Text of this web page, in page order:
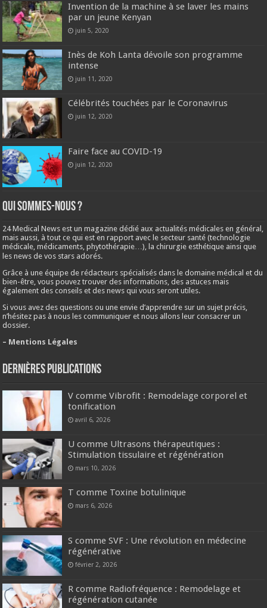
Invention de la machine à se laver les mains
par un jeune Kenyan
juin 5, 2020
Inès de Koh Lanta dévoile son programme
intense
juin 11, 2020
Célébrités touchées par le Coronavirus
juin 12, 2020
Faire face au COVID-19
juin 12, 2020
Qui sommes-nous ?
24 Medical News est un magazine dédié aux actualités médicales en général,
mais aussi, à tout ce qui est en rapport avec le secteur santé (technologie
médicale, médicaments, phytothérapie…), la chirurgie esthétique ainsi que
les news de vos stars adorés.
Grâce à une équipe de rédacteurs spécialisés dans le domaine médical et du
bien-être, vous pouvez trouver des informations, des astuces mais
également des conseils et des news qui vous seront utiles.
Si vous avez des questions ou une envie d’apprendre sur un sujet précis,
n’hésitez pas à nous les communiquer et nous allons leur consacrer un
dossier.
– Mentions Légales
Dernières publications
V comme Vibrofit : Remodelage corporel et
tonification
avril 6, 2026
U comme Ultrasons thérapeutiques :
Stimulation tissulaire et régénération
mars 10, 2026
T comme Toxine botulinique
mars 6, 2026
S comme SVF : Une révolution en médecine
régénérative
février 2, 2026
R comme Radiofréquence : Remodelage et
régénération cutanée